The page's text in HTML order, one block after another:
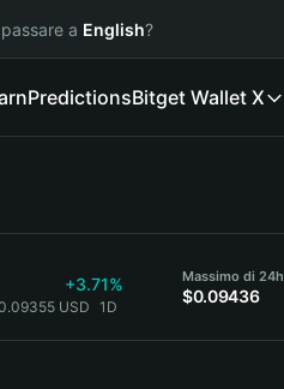
a English?
PredictionsBitget Wallet X
+3.71%
USD 1D
Massimo di 24h
$0.09436